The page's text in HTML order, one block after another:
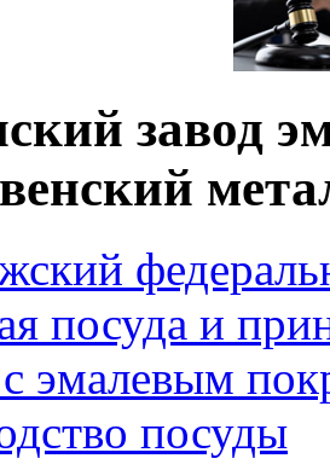
завод
посуда и
эмалевым
посуды